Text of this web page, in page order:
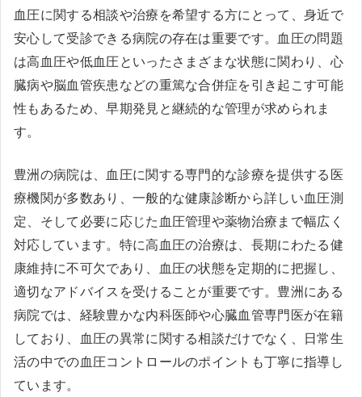
血圧に関する相談や治療を希望する方にとって、身近で
安心して受診できる病院の存在は重要です。血圧の問題
は高血圧や低血圧といったさまざまな状態に関わり、心
臓病や脳血管疾患などの重篤な合併症を引き起こす可能
性もあるため、早期発見と継続的な管理が求められま
す。
豊洲の病院は、血圧に関する専門的な診療を提供する医
療機関が多数あり、一般的な健康診断から詳しい血圧測
定、そして必要に応じた血圧管理や薬物治療まで幅広く
対応しています。特に高血圧の治療は、長期にわたる健
康維持に不可欠であり、血圧の状態を定期的に把握し、
適切なアドバイスを受けることが重要です。豊洲にある
病院では、経験豊かな内科医師や心臓血管専門医が在籍
しており、血圧の異常に関する相談だけでなく、日常生
活の中での血圧コントロールのポイントも丁寧に指導し
ています。